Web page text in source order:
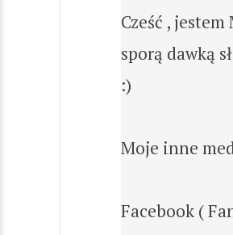
Cześć ,
sporą dawką
:)
Moje inne
Facebook (